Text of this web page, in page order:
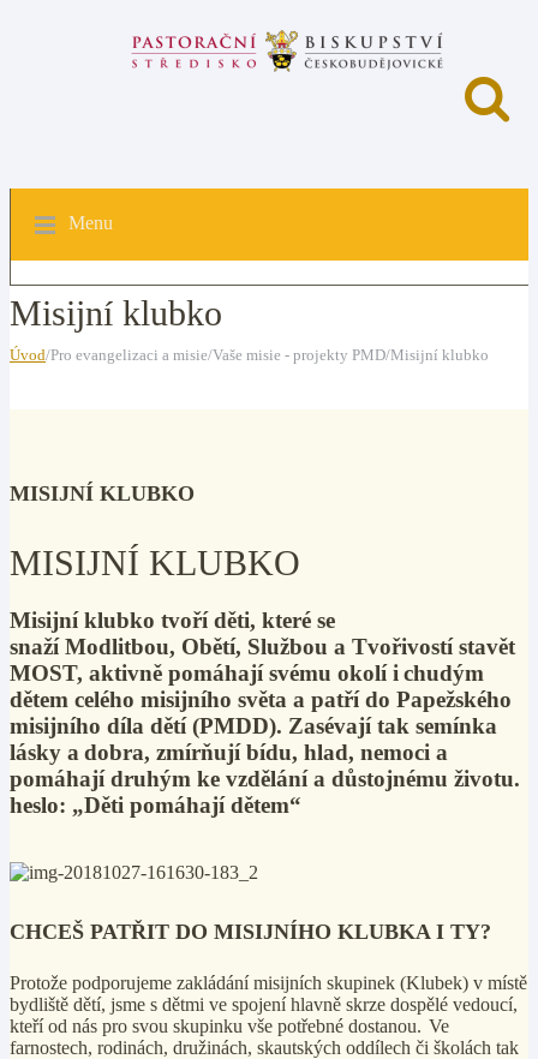
Menu
Misijní klubko
Úvod/Pro evangelizaci a misie/Vaše misie - projekty PMD/Misijní klubko
MISIJNÍ KLUBKO
MISIJNÍ KLUBKO
Misijní klubko tvoří děti, které se
snaží Modlitbou, Obětí, Službou a Tvořivostí stavět
MOST, aktivně pomáhají svému okolí i chudým
dětem celého misijního světa a patří do Papežského
misijního díla dětí (PMDD). Zasévají tak semínka
lásky a dobra, zmírňují bídu, hlad, nemoci a
pomáhají druhým ke vzdělání a důstojnému životu.
heslo: „Děti pomáhají dětem“
CHCEŠ PATŘIT DO MISIJNÍHO KLUBKA I TY?
Protože podporujeme zakládání misijních skupinek (Klubek) v místě
bydliště dětí, jsme s dětmi ve spojení hlavně skrze dospělé vedoucí,
kteří od nás pro svou skupinku vše potřebné dostanou. Ve
farnostech, rodinách, družinách, skautských oddílech či školách tak